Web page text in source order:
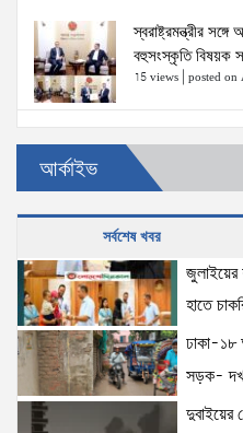
স্বরাষ্ট্রমন্ত্রীর
বহুসংস্কৃতি বিষয়ক
15 views posted
ঢাকা-১৮ আসনের
দখলমুক্ত রাস্তা চাই!
15 views|posted
জুলাইয়ের শহীদ ও
নিয়োগপত্র তুলে
15 views |posted on
আইনশৃঙ্খলা পরিস্থিতি
12 views |posted
আর্কাইভ
সর্বশেষ খবর
হাতে
ঢাকা-১৮
সড়ক-
দুবাইয়ের